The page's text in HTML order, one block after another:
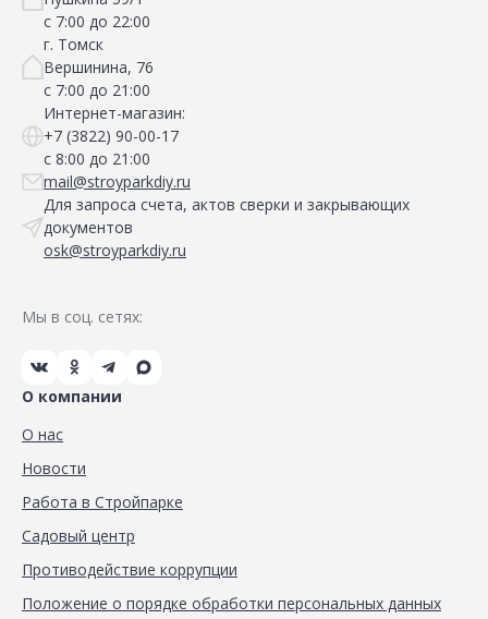
с 7:00 до 22:00
г. Томск
Вершинина, 76
с 7:00 до 21:00
Интернет-магазин:
+7 (3822) 90-00-17
с 8:00 до 21:00
mail@stroyparkdiy.ru
Для запроса счета, актов сверки и закрывающих
документов
osk@stroyparkdiy.ru
Мы в соц. сетях:
О компании
О нас
Новости
Работа в Стройпарке
Садовый центр
Противодействие коррупции
Положение о порядке обработки персональных данных